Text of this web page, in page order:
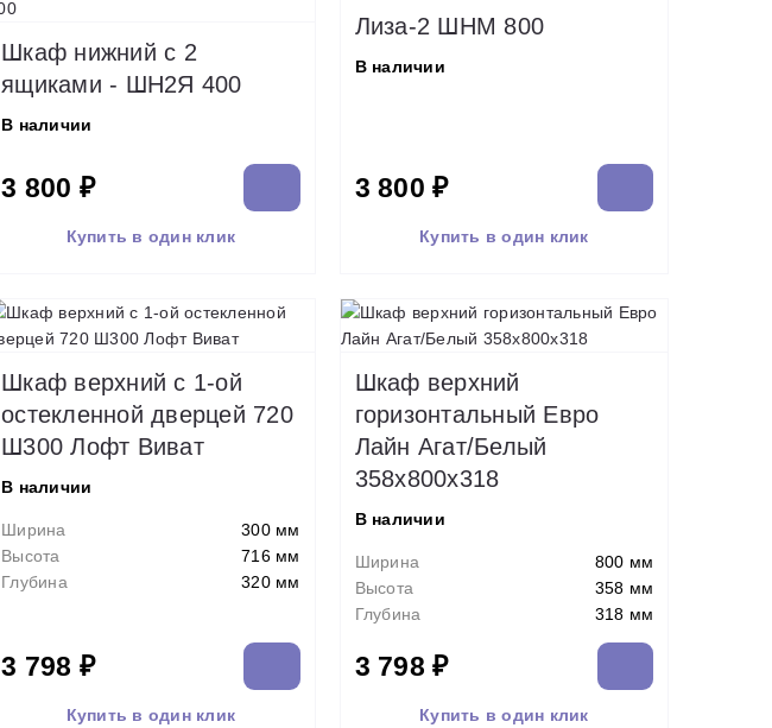
Шкаф нижний с 2
ящиками - ШН2Я 400
В наличии
3 800 ₽
Купить в один клик
Лиза-2 ШНМ 800
В наличии
3 800 ₽
Купить в один клик
Шкаф верхний с 1-ой
остекленной дверцей 720
Ш300 Лофт Виват
В наличии
Ширина
300 мм
Высота
716 мм
Глубина
320 мм
3 798 ₽
Купить в один клик
Шкаф верхний
горизонтальный Евро
Лайн Агат/Белый
358х800х318
В наличии
Ширина
800 мм
Высота
358 мм
Глубина
318 мм
3 798 ₽
Купить в один клик